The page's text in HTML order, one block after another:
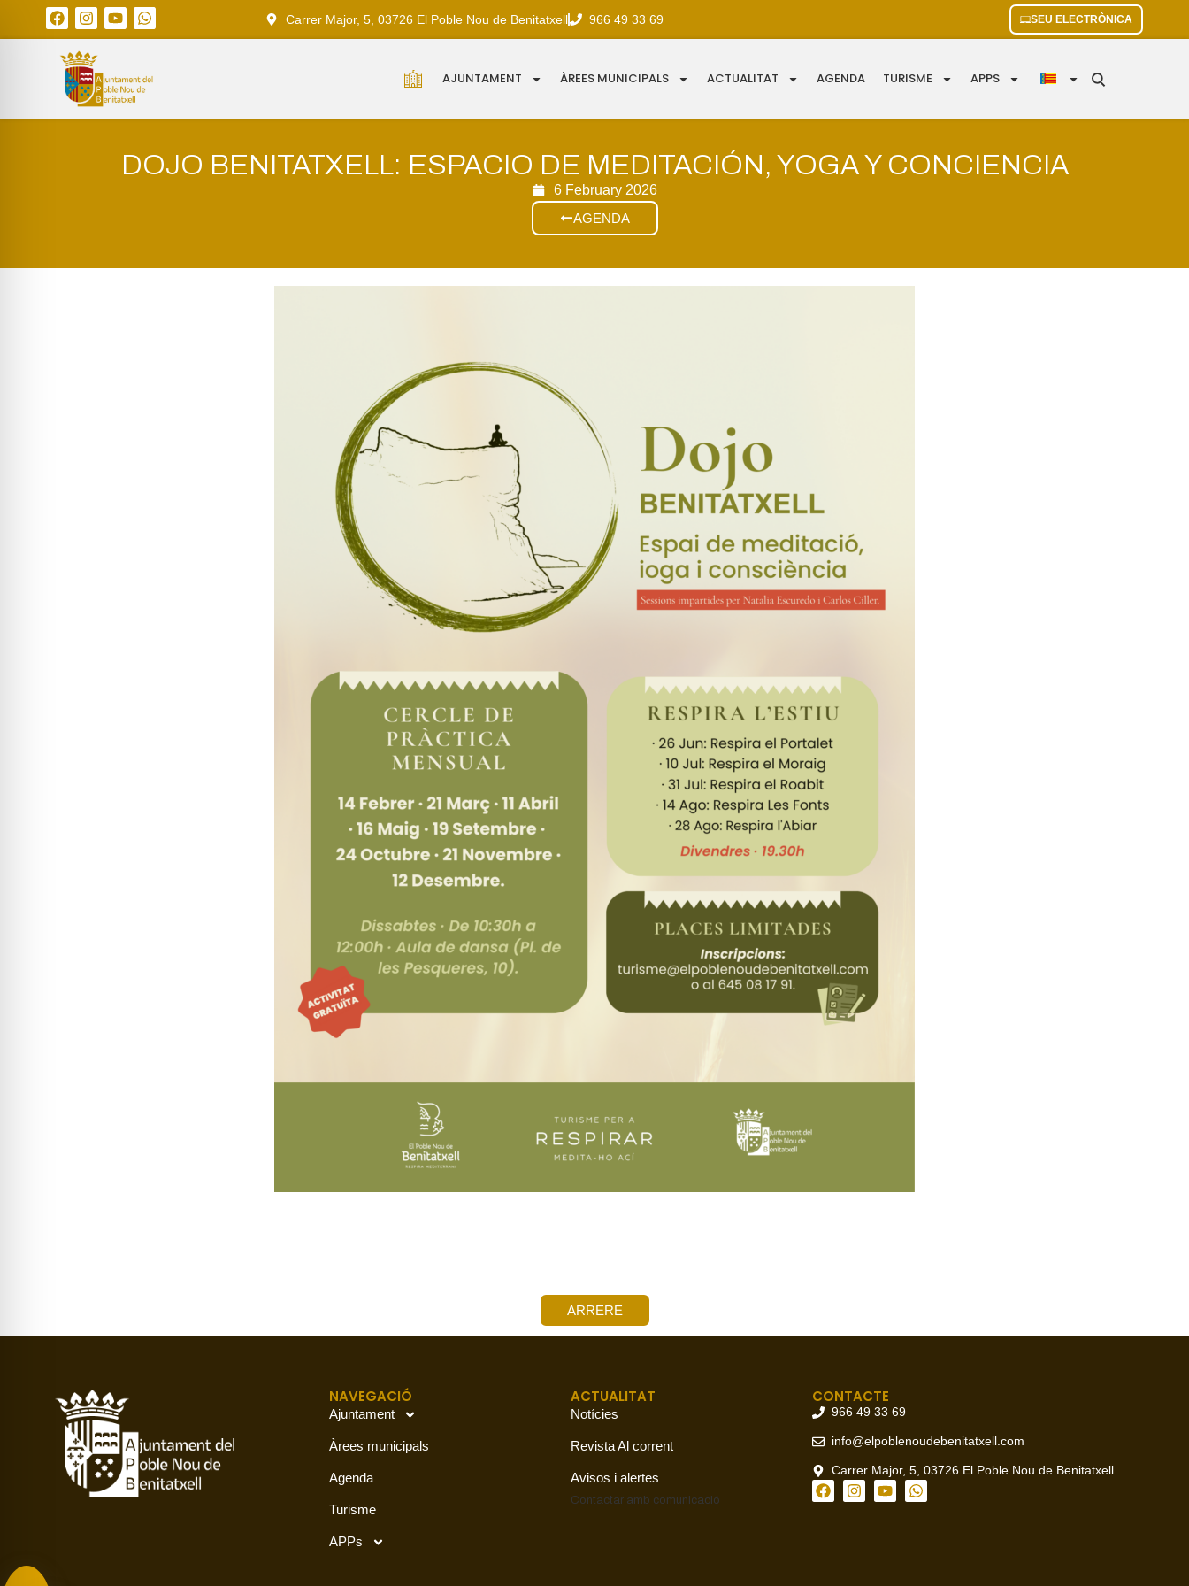
Carrer Major, 5, 03726 El Poble Nou de Benitatxell 966 49 33 69 SEU ELECTRÒNICA
AJUNTAMENT ÀREES MUNICIPALS ACTUALITAT AGENDA TURISME APPS
DOJO BENITATXELL: ESPACIO DE MEDITACIÓN, YOGA Y CONCIENCIA
6 February 2026
AGENDA
ARRERE
NAVEGACIÓ
Ajuntament
Àrees municipals
Agenda
Turisme
APPs
ACTUALITAT
Notícies
Revista Al corrent
Avisos i alertes
Contactar amb comunicació
CONTACTE
966 49 33 69
info@elpoblenoudebenitatxell.com
Carrer Major, 5, 03726 El Poble Nou de Benitatxell